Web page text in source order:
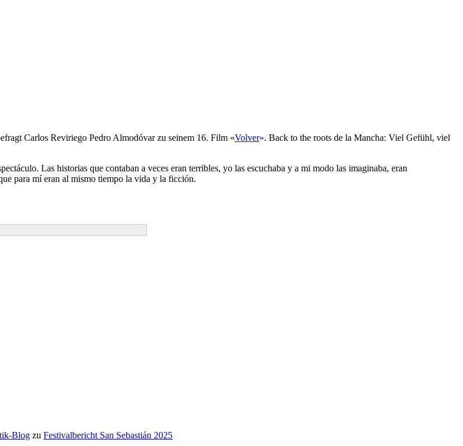
Carlos Reviriego Pedro Almodóvar zu seinem 16. Film «Volver». Back to the roots de la Mancha: Viel Gefühl, viel
Las historias que contaban a veces eran terribles, yo las escuchaba y a mi modo las imaginaba, eran
para mí eran al mismo tiempo la vida y la ficción.
Blog zu Festivalbericht San Sebastián 2025